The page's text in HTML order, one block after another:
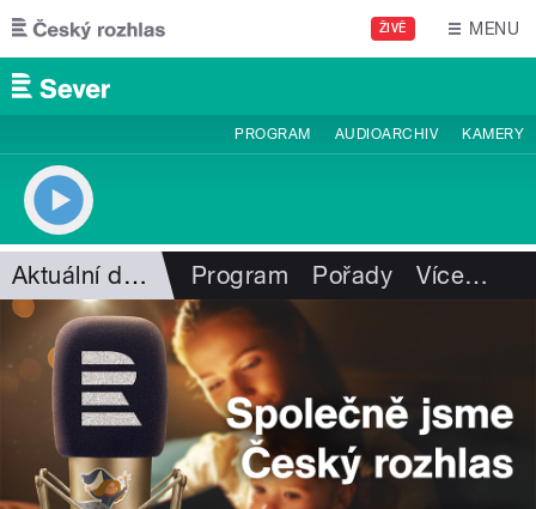
Přejít k hlavnímu obsahu
ŽIVĚ MENU
PROGRAM AUDIOARCHIV KAMERY
Aktuální dění Program Pořady Více…